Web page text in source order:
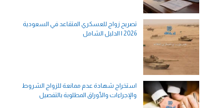
تصريح زواج للعسكري المتقاعد في السعودية
2026 | الدليل الشامل
استخراج شهادة عدم ممانعة للزواج الشروط
والإجراءات والأوراق المطلوبة بالتفصيل